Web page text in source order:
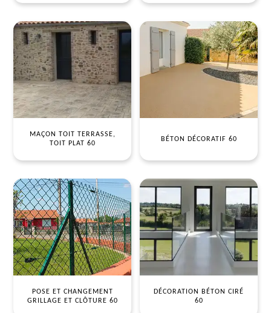
MAÇON TOIT TERRASSE,
TOIT PLAT 60
BÉTON DÉCORATIF 60
POSE ET CHANGEMENT
GRILLAGE ET CLÔTURE 60
DÉCORATION BÉTON CIRÉ
60